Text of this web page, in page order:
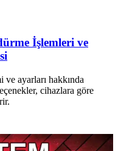
İşlemleri ve
ayarları hakkında
cihazlara göre